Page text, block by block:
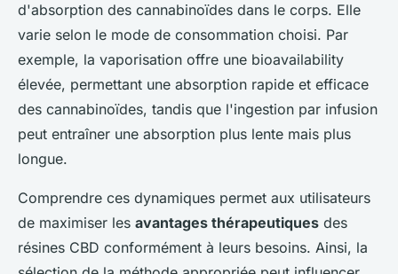
d'absorption des cannabinoïdes dans le corps. Elle
varie selon le mode de consommation choisi. Par
exemple, la vaporisation offre une bioavailability
élevée, permettant une absorption rapide et efficace
des cannabinoïdes, tandis que l'ingestion par infusion
peut entraîner une absorption plus lente mais plus
longue.
Comprendre ces dynamiques permet aux utilisateurs
de maximiser les avantages thérapeutiques des
résines CBD conformément à leurs besoins. Ainsi, la